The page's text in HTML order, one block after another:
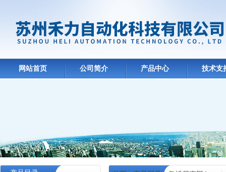
网站首页 公司简介 产品中心 技术支